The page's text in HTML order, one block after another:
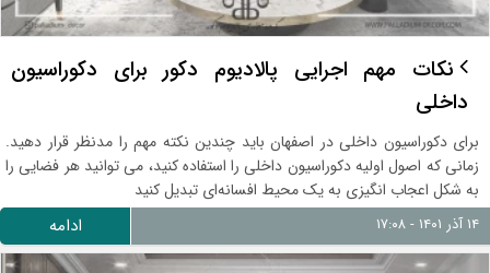
نکات مهم اجرایی پالادیوم دکور برای دکوراسیون
داخلی
برای دکوراسیون داخلی در اصفهان باید چندین نکته مهم را مدنظر قرار دهید.
زمانی که اصول اولیه دکوراسیون داخلی را استفاده کنید، می توانید هر فضایی را
به شکل اعجاب انگیزی به یک محیط افسانه‌ای تبدیل کنید
۱۴ آذر ۱۴۰۱ - ۱۷:۰۸ ادامه